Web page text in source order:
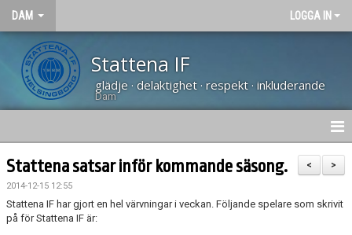
DAM LOGGA IN
Stattena IF
glädje · delaktighet · respekt · inkluderande
Dam
HEM
NYHETER
KALENDER
>
<
Stattena satsar inför kommande säsong.
2014-12-15 12:55
Stattena IF har gjort en hel värvningar i veckan. Följande spelare som skrivit
på för Stattena IF är: